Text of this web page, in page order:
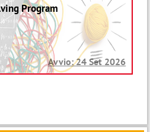
Program
Avvio: 24 Set 2026